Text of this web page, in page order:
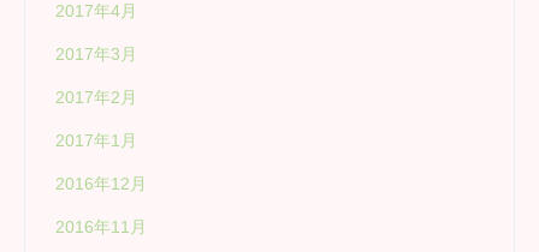
2017年4月
2017年3月
2017年2月
2017年1月
2016年12月
2016年11月